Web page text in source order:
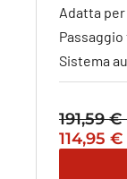
Adatta
Sistema
191,59€
Il
114,95 €